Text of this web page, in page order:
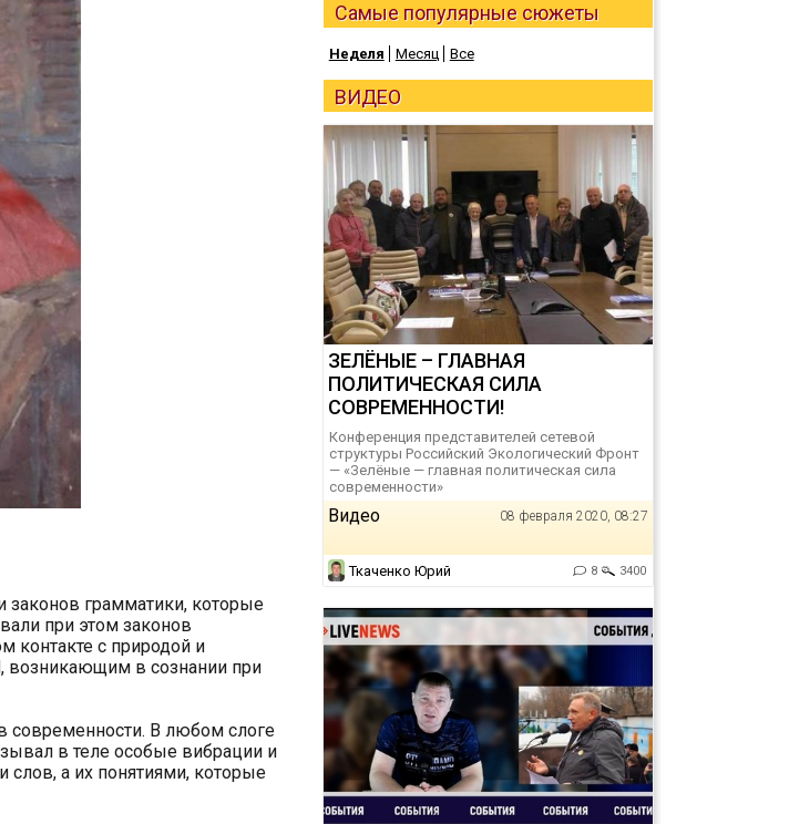
грамматики, которые
при этом законов
контакте с природой и
в сознании при
современности. В любом слоге
в теле особые вибрации и
а их понятиями, которые
Самые популярные сюжеты
Неделя Месяц Все
ВИДЕО
ЗЕЛЁНЫЕ – ГЛАВНАЯ
ПОЛИТИЧЕСКАЯ СИЛА
СОВРЕМЕННОСТИ!
Конференция представителей сетевой
структуры Российский Экологический Фронт
— «Зелёные — главная политическая сила
современности»
Видео 08 февраля 2020, 08:27
Ткаченко Юрий 8 3400